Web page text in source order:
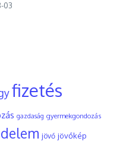
03
fizetés
gazdaság gyermekgondozás
jövő jövőkép